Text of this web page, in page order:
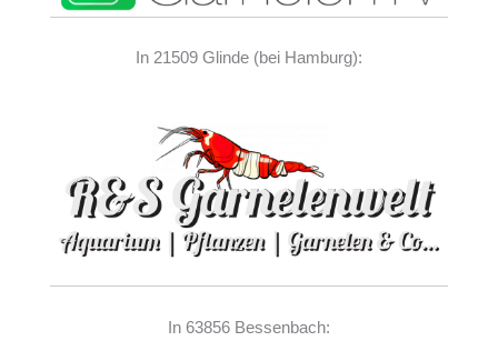
In 21509 Glinde (bei Hamburg):
In 63856 Bessenbach: